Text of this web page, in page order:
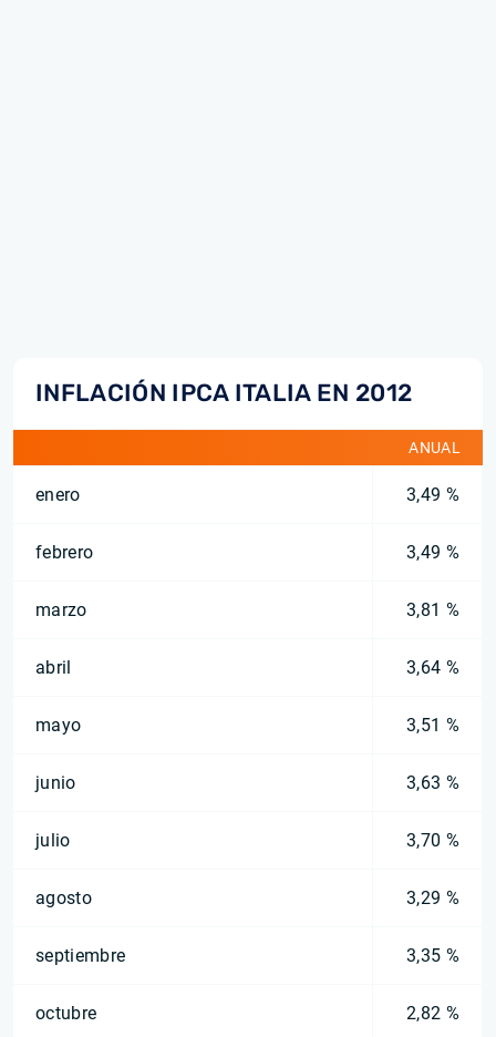
INFLACIÓN IPCA ITALIA EN 2012
ANUAL
enero 3,49 %
febrero 3,49 %
marzo 3,81 %
abril 3,64 %
mayo 3,51 %
junio 3,63 %
julio 3,70 %
agosto 3,29 %
septiembre 3,35 %
octubre 2,82 %